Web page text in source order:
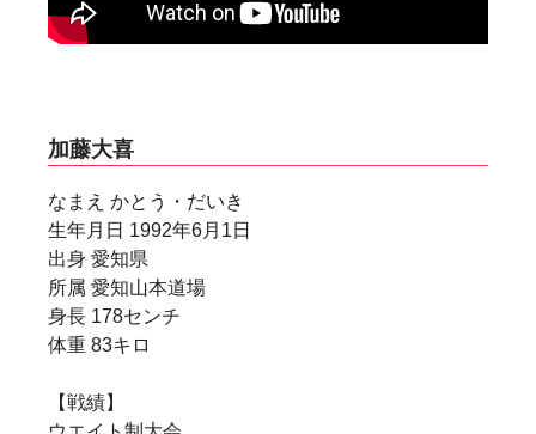
位
2013年 第5回カラテワールドカップ 中量級 3
世界大会
2015年 第11回世界大会 5位
2019年 第12回世界大会 日本代表
加藤大喜
なまえ かとう・だいき
生年月日 1992年6月1日
出身 愛知県
所属 愛知山本道場
身長 178センチ
体重 83キロ
【戦績】